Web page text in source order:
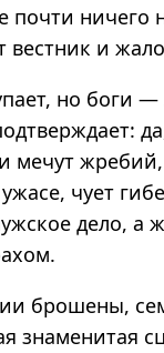
почти ничего
и
но
мечут
чует
дело, а
брошены,
знаменитая